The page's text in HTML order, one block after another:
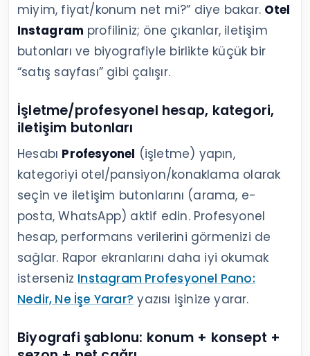
miyim, fiyat/konum net mi?” diye bakar. Otel
Instagram profiliniz; öne çıkanlar, iletişim
butonları ve biyografiyle birlikte küçük bir
“satış sayfası” gibi çalışır.
İşletme/profesyonel hesap, kategori,
iletişim butonları
Hesabı Profesyonel (işletme) yapın,
kategoriyi otel/pansiyon/konaklama olarak
seçin ve iletişim butonlarını (arama, e-
posta, WhatsApp) aktif edin. Profesyonel
hesap, performans verilerini görmenizi de
sağlar. Rapor ekranlarını daha iyi okumak
isterseniz Instagram Profesyonel Pano:
Nedir, Ne İşe Yarar? yazısı işinize yarar.
Biyografi şablonu: konum + konsept +